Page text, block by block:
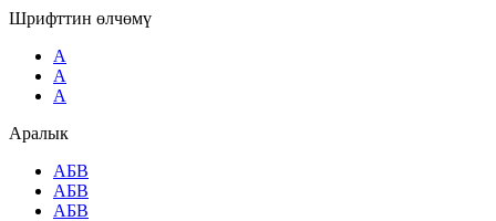
Шрифттин өлчөмү
A
A
A
Аралык
AБВ
AБВ
AБВ